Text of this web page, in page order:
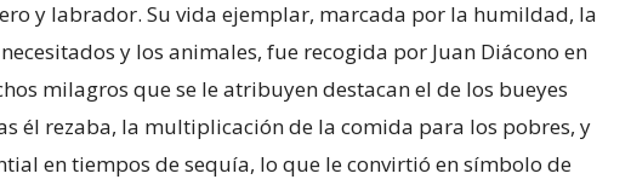
y labrador. Su vida ejemplar, marcada por la humildad, la
y los animales, fue recogida por Juan Diácono en
milagros que se le atribuyen destacan el de los bueyes
él rezaba, la multiplicación de la comida para los pobres, y
en tiempos de sequía, lo que le convirtió en símbolo de